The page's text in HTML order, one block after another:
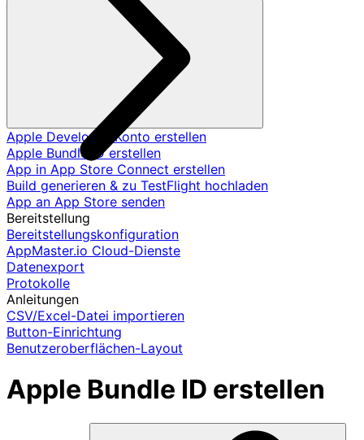
Apple Developer-Konto erstellen
Apple Bundle ID erstellen
App in App Store Connect erstellen
Build generieren & zu TestFlight hochladen
App an App Store senden
Bereitstellung
Bereitstellungskonfiguration
AppMaster.io Cloud-Dienste
Datenexport
Protokolle
Anleitungen
CSV/Excel-Datei importieren
Button-Einrichtung
Benutzeroberflächen-Layout
Apple Bundle ID erstellen